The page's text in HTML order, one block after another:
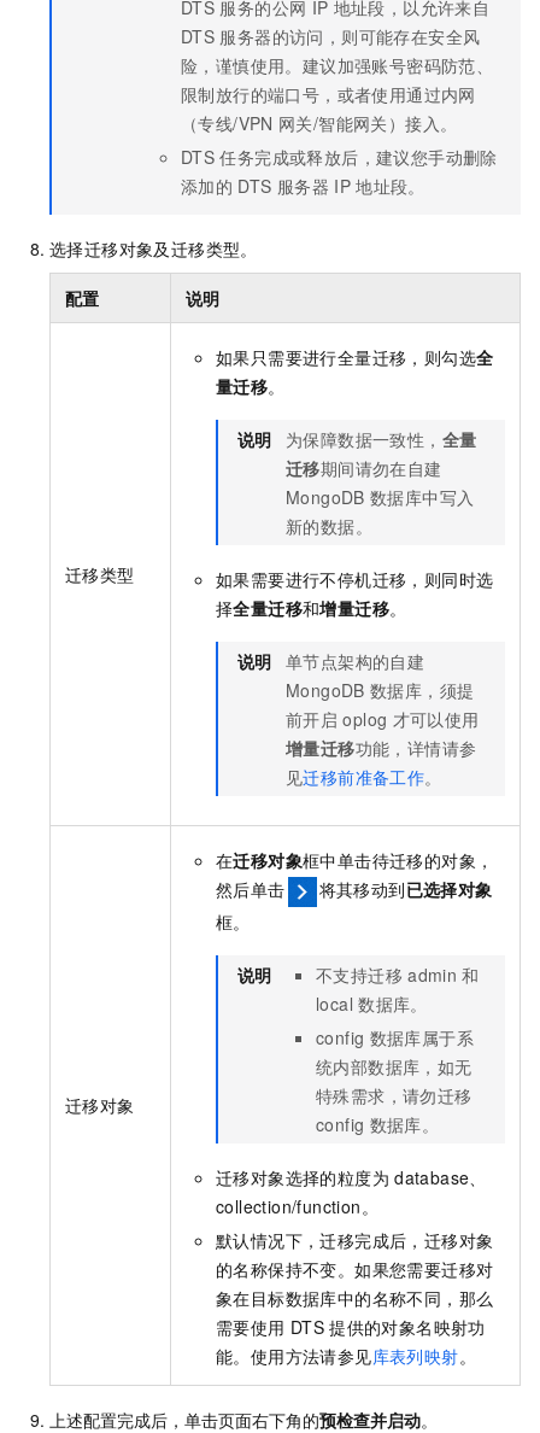
DTS 服务的公网 IP 地址段，以允许来自
DTS 服务器的访问，则可能存在安全风
险，谨慎使用。建议加强账号密码防范、
限制放行的端口号，或者使用通过内网
（专线/VPN 网关/智能网关）接入。
DTS 任务完成或释放后，建议您手动删除
添加的 DTS 服务器 IP 地址段。
选择迁移对象及迁移类型。
配置 说明
迁移类型
如果只需要进行全量迁移，则勾选全
量迁移。
说明 为保障数据一致性， 全量
迁移期间请勿在自建
MongoDB 数据库中写入
新的数据。
如果需要进行不停机迁移，则同时选
择全量迁移和增量迁移。
说明 单节点架构的自建
MongoDB 数据库，须提
前开启 oplog 才可以使用
增量迁移功能，详情请参
见迁移前准备工作。
迁移对象
在迁移对象框中单击待迁移的对象，
然后单击
将其移动到已选择对象
框。
说明 不支持迁移 admin 和
local 数据库。
config 数据库属于系
统内部数据库，如无
特殊需求，请勿迁移
config 数据库。
迁移对象选择的粒度为 database、
collection/function。
默认情况下，迁移完成后，迁移对象
的名称保持不变。如果您需要迁移对
象在目标数据库中的名称不同，那么
需要使用 DTS 提供的对象名映射功
能。使用方法请参见库表列映射。
上述配置完成后，单击页面右下角的预检查并启动。